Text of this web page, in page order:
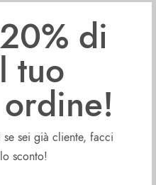
di
tuo
sei già cliente, facci
sconto!